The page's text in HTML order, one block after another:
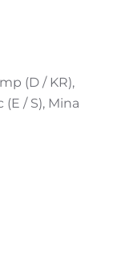
(D / KR),
/ S), Mina